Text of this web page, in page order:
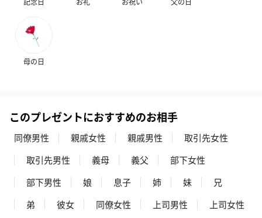
母の日
このプレゼントにおすすめのお相手
同僚男性 親戚女性 親戚男性
取引先女性
取引先男性
義母 義父
部下女性
部下男性
娘 息子 姉 妹
兄
弟
彼女 同僚女性 上司男性
上司女性